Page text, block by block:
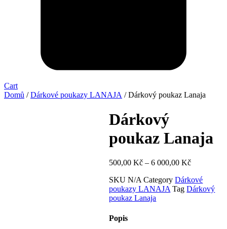
Cart
Domů /Dárkové poukazy LANAJA / Dárkový poukaz Lanaja
Dárkový
poukaz Lanaja
500,00Kč – 6 000,00KčRozpětí
500,00 Kč
až
SKUN/ACategory Dárkové
poukazy LANAJA Tag Dárkový
poukaz Lanaja
Popis